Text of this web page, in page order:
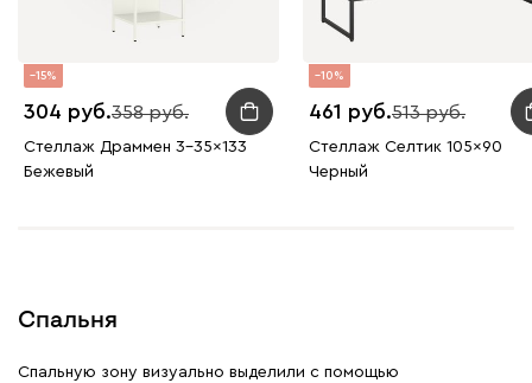
15
304 358
Стеллаж Драммен 3-35x133
Бежевый
10
461 513
Стеллаж Селтик 105x90
Черный
Спальня
Спальную зону визуально выделили с помощью